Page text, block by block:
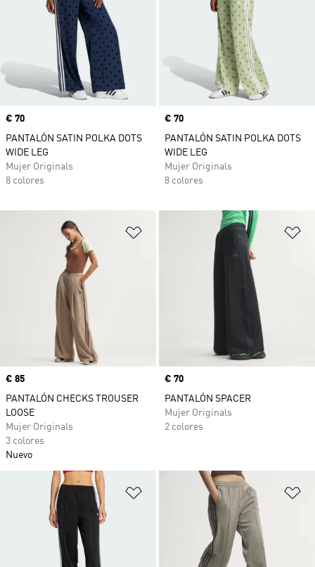
Precio
€ 70
PANTALÓN SATIN POLKA DOTS
WIDE LEG
Mujer Originals
8 colores
Precio
€ 70
PANTALÓN SATIN POLKA DOTS
WIDE LEG
Mujer Originals
8 colores
Añadir a la lista de deseos
Precio
€ 85
PANTALÓN CHECKS TROUSER
LOOSE
Mujer Originals
3 colores
Nuevo
Precio
€ 70
PANTALÓN SPACER
Mujer Originals
2 colores
Añadir a la lista de deseos